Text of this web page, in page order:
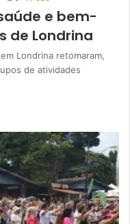
e bem-
de Londrina
Londrina retomaram,
de atividades